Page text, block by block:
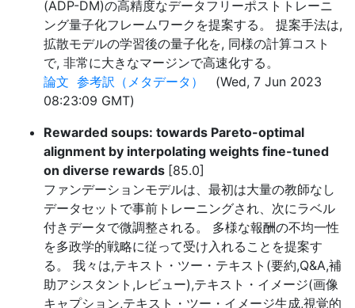
(ADP-DM)の高精度なデータフリーポストトレーニ
ング量子化フレームワークを提案する。 提案手法は,
拡散モデルの学習後の量子化を, 同様の計算コスト
で, 非常に大きなマージンで高速化する。
論文 参考訳（メタデータ）
(Wed, 7 Jun 2023
08:23:09 GMT)
Rewarded soups: towards Pareto-optimal
alignment by interpolating weights fine-tuned
on diverse rewards [85.0]
ファンデーションモデルは、最初は大量の教師なし
データセットで事前トレーニングされ、次にラベル
付きデータで微調整される。 多様な報酬の不均一性
を多政学的戦略に従って受け入れることを提案す
る。 我々は,テキスト・ツー・テキスト(要約,Q&A,補
助アシスタント,レビュー),テキスト・イメージ(画像
キャプション,テキスト・ツー・イメージ生成,視覚的